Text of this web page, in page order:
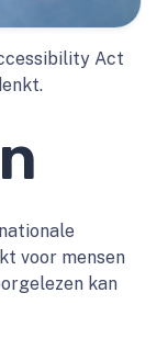
Act
voor mensen
kan